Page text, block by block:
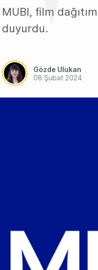
MUBI, film
duyurdu.
Gözde Ulukan
08 Şubat 2024